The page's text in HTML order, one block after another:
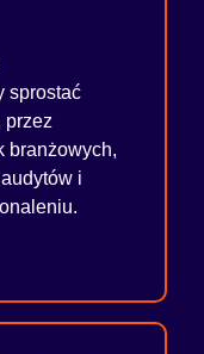
sprostać
przez
branżowych,
i